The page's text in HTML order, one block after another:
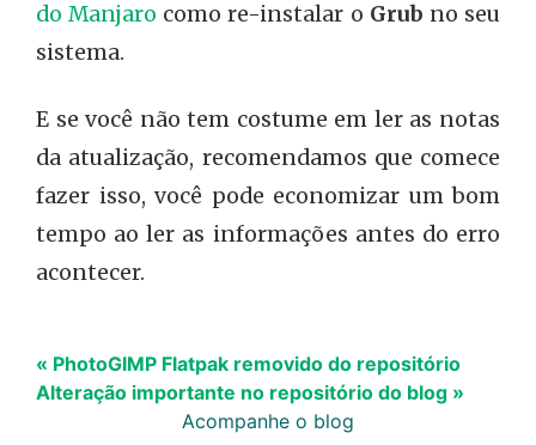
do Manjaro como re-instalar o Grub no seu
sistema.
E se você não tem costume em ler as notas
da atualização, recomendamos que comece
fazer isso, você pode economizar um bom
tempo ao ler as informações antes do erro
acontecer.
« PhotoGIMP Flatpak removido do repositório
Alteração importante no repositório do blog »
Acompanhe o blog